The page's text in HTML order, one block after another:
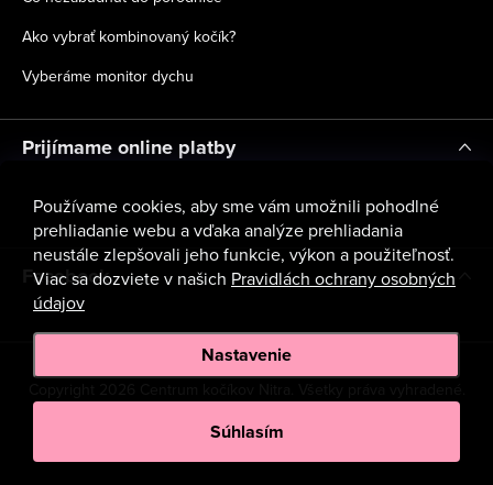
Používame cookies, aby sme vám umožnili pohodlné
prehliadanie webu a vďaka analýze prehliadania
neustále zlepšovali jeho funkcie, výkon a použiteľnosť.
Viac sa dozviete v našich Pravidlách ochrany osobných
údajov
Nastavenie
Súhlasím
Ako vybrať kombinovaný kočík?
Vyberáme monitor dychu
Prijímame online platby
Facebook